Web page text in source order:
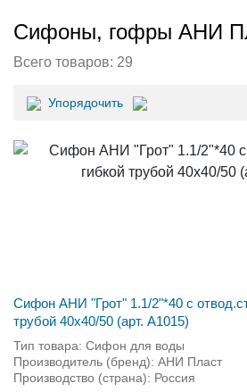
Сифоны, гофры АНИ
Всего товаров: 29
Упорядочить
Сифон АНИ "Грот" 1.1/2"*40 с
трубой 40х40/50 (арт. А1015)
Тип товара: Сифон для воды
Производитель (бренд): АНИ Пласт
Производство (страна): Россия